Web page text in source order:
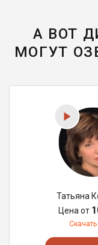
А ВОТ
МОГУТ
Татьяна
Цена от